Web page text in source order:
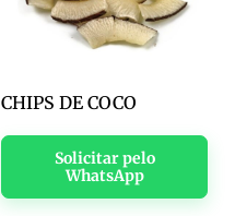
CHIPS DE COCO
Solicitar pelo
WhatsApp